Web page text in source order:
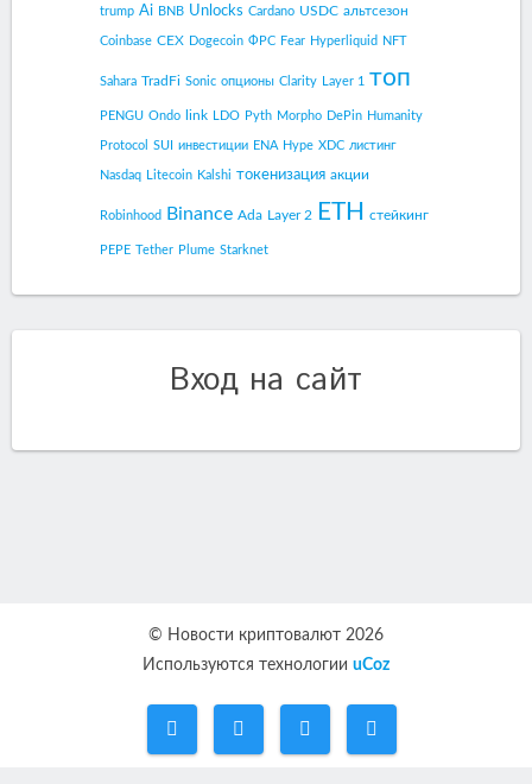
trump Ai BNB Unlocks Cardano USDC альтсезон
Coinbase CEX Dogecoin ФРС Fear Hyperliquid NFT
Sahara TradFi Sonic опционы Clarity Layer 1 топ
PENGU Ondo link LDO Pyth Morpho DePin Humanity
Protocol SUI инвестиции ENA Hype XDC листинг
Nasdaq Litecoin Kalshi токенизация акции
Robinhood Binance Ada Layer 2 ETH стейкинг
PEPE Tether Plume Starknet
Вход на сайт
© Новости криптовалют 2026
Используются технологии uCoz